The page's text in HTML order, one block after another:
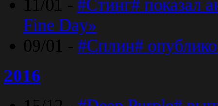
11/01 - #Стинг# показал
Fine Day»
09/01 - #Сплин#
2016